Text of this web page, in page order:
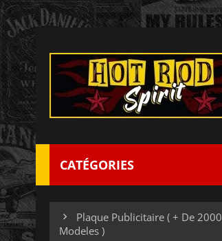
CATÉGORIES

Plaque Publicitaire ( + De 2000
Modeles )